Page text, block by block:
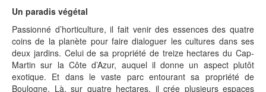
Un paradis végétal
Passionné d’horticulture, il fait venir des essences des quatre
coins de la planète pour faire dialoguer les cultures dans ses
deux jardins. Celui de sa propriété de treize hectares du Cap-
Martin sur la Côte d’Azur, auquel il donne un aspect plutôt
exotique. Et dans le vaste parc entourant sa propriété de
Boulogne. Là, sur quatre hectares, il crée plusieurs espaces